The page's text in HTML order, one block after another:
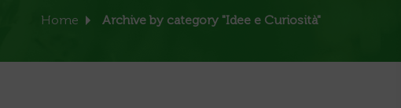
Home Archive by category "Idee e Curiosità"